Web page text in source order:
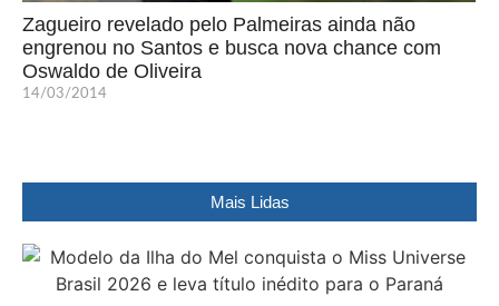
Zagueiro revelado pelo Palmeiras ainda não
engrenou no Santos e busca nova chance com
Oswaldo de Oliveira
14/03/2014
Mais Lidas